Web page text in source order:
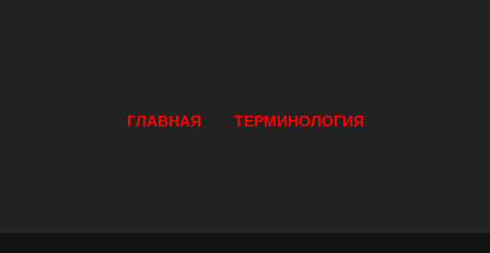
ГЛАВНАЯ ТЕРМИНОЛОГИЯ